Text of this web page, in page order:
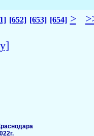
[652] [653] [654] >